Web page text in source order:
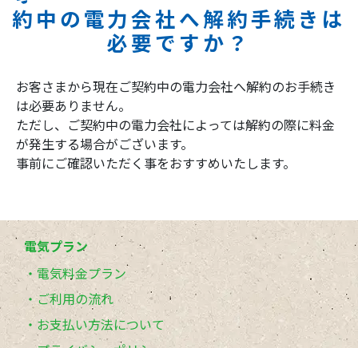
約中の電力会社へ解約手続きは
必要ですか？
お客さまから現在ご契約中の電力会社へ解約のお手続き
は必要ありません。
ただし、ご契約中の電力会社によっては解約の際に料金
が発生する場合がございます。
事前にご確認いただく事をおすすめいたします。
電気プラン
電気料金プラン
ご利用の流れ
お支払い方法について